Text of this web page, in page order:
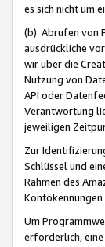
es sich nicht um
(b) Abrufen von
ausdrückliche
wir über die
Nutzung von
API oder
Verantwortung
jeweiligen
Zur
Schlüssel und
Rahmen des
Um
erforderlich,